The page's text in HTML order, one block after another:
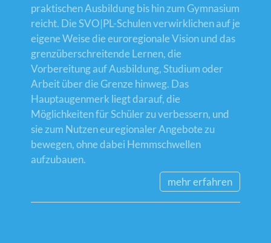
praktischen Ausbildung bis hin zum Gymnasium
reicht. Die SVO|PL-Schulen verwirklichen auf je
eigene Weise die euroregionale Vision und das
grenzüberschreitende Lernen, die
Vorbereitung auf Ausbildung, Studium oder
Arbeit über die Grenze hinweg. Das
Hauptaugenmerk liegt darauf, die
Möglichkeiten für Schüler zu verbessern, und
sie zum Nutzen euregionaler Angebote zu
bewegen, ohne dabei Hemmschwellen
aufzubauen.
mehr erfahren